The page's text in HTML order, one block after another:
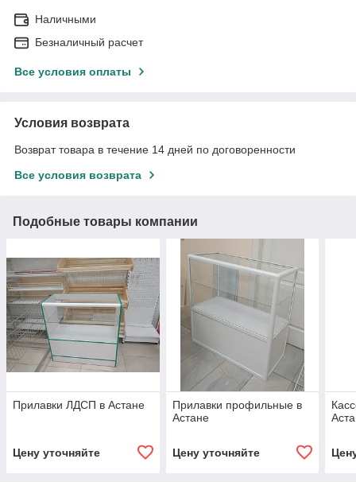
Наличными
Безналичный расчет
Все условия оплаты
Условия возврата
Возврат товара в течение 14 дней по договоренности
Все условия возврата
Подобные товары компании
Прилавки ЛДСП в Астане
Цену уточняйте
Прилавки профильные в
Астане
Цену уточняйте